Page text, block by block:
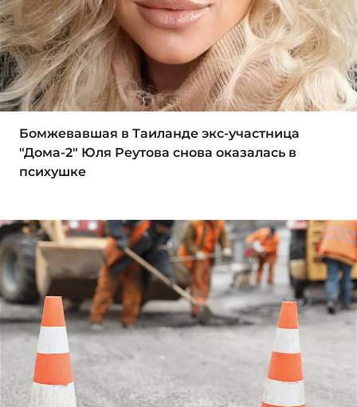
Бомжевавшая в Таиланде экс-участница
"Дома-2" Юля Реутова снова оказалась в
психушке